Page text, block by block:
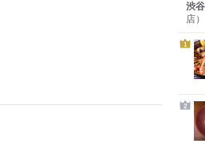
渋
店）
1
2